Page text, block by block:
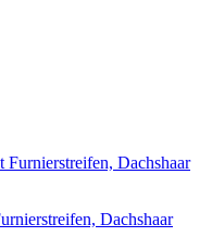
Dachshaar